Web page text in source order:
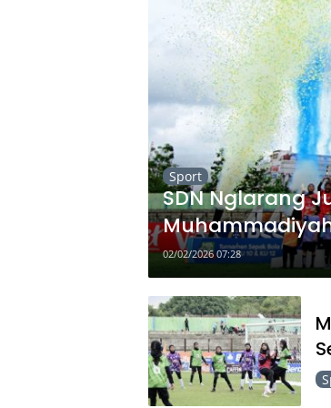
Sport
SDN Nglarang
02/02/2026 07:28